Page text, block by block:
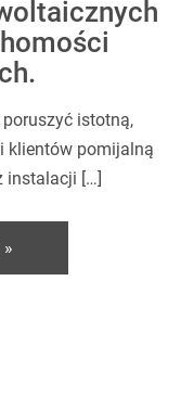
istotną,
klientów pomijalną
instalacji […]